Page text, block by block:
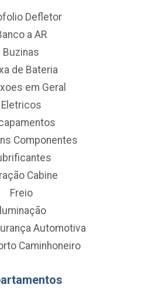
Defletor
a AR
Buzinas
de Bateria
em Geral
Eletricos
Componentes
Cabine
Freio
Iluminação
Automotiva
Caminhoneiro